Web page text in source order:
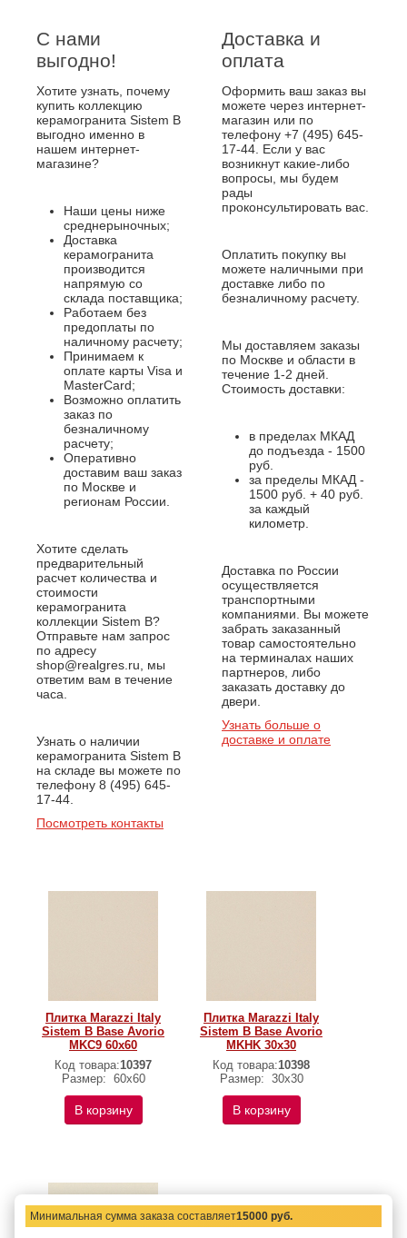
С нами
выгодно!
Хотите узнать, почему
купить коллекцию
керамогранита Sistem B
выгодно именно в
нашем интернет-
магазине?
Наши цены ниже
среднерыночных;
Доставка
керамогранита
производится
напрямую со
склада поставщика;
Работаем без
предоплаты по
наличному расчету;
Принимаем к
оплате карты Visa и
MasterCard;
Возможно оплатить
заказ по
безналичному
расчету;
Оперативно
доставим ваш заказ
по Москве и
регионам России.
Хотите сделать
предварительный
расчет количества и
стоимости
керамогранита
коллекции Sistem B?
Отправьте нам запрос
по адресу
shop@realgres.ru, мы
ответим вам в течение
часа.
Узнать о наличии
керамогранита Sistem B
на складе вы можете по
телефону 8 (495) 645-
17-44.
Посмотреть контакты
Доставка и
оплата
Оформить ваш заказ вы
можете через интернет-
магазин или по
телефону +7 (495) 645-
17-44. Если у вас
возникнут какие-либо
вопросы, мы будем
рады
проконсультировать вас.
Оплатить покупку вы
можете наличными при
доставке либо по
безналичному расчету.
Мы доставляем заказы
по Москве и области в
течение 1-2 дней.
Стоимость доставки:
в пределах МКАД
до подъезда - 1500
руб.
за пределы МКАД -
1500 руб. + 40 руб.
за каждый
километр.
Доставка по России
осуществляется
транспортными
компаниями. Вы можете
забрать заказанный
товар самостоятельно
на терминалах наших
партнеров, либо
заказать доставку до
двери.
Узнать больше о
доставке и оплате
Плитка Marazzi Italy
Sistem B Base Avorio
MKC9 60х60
Код товара:10397
Размер: 60х60
В корзину
Плитка Marazzi Italy
Sistem B Base Avorio
MKHK 30х30
Код товара:10398
Размер: 30х30
В корзину
Минимальная сумма заказа составляет15000 руб.